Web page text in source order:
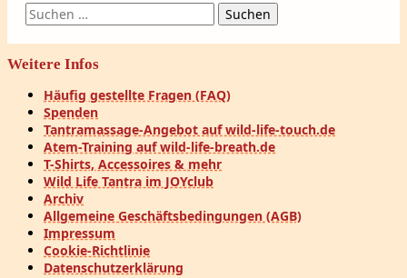
Suchen
nach:
Weitere Infos
Häufig gestellte Fragen (FAQ)
Spenden
Tantramassage-Angebot auf wild-life-touch.de
Atem-Training auf wild-life-breath.de
T-Shirts, Accessoires & mehr
Wild Life Tantra im JOYclub
Archiv
Allgemeine Geschäftsbedingungen (AGB)
Impressum
Cookie-Richtlinie
Datenschutzerklärung